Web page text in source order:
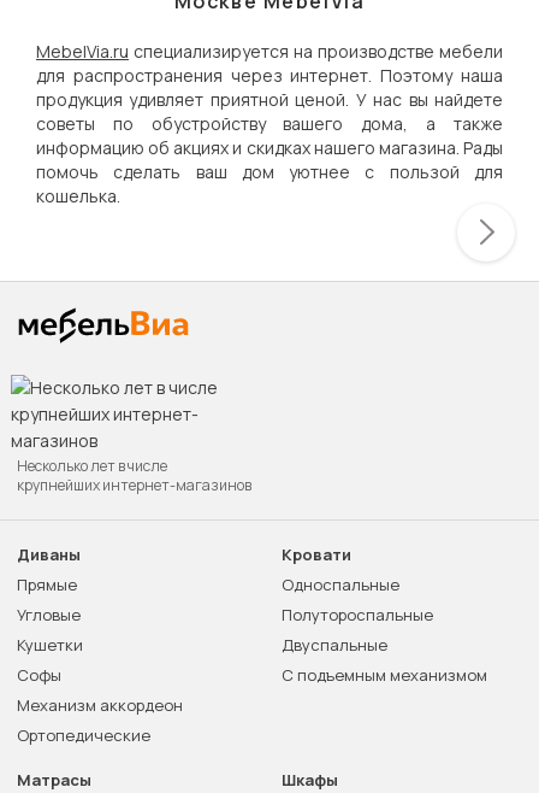
MebelVia.ru специализируется на производстве мебели
для распространения через интернет. Поэтому наша
продукция удивляет приятной ценой. У нас вы найдете
советы по обустройству вашего дома, а также
информацию об акциях и скидках нашего магазина. Рады
помочь сделать ваш дом уютнее с пользой для
кошелька.
Несколько лет в числе
крупнейших интернет-магазинов
Диваны
Прямые
Угловые
Кушетки
Софы
Механизм аккордеон
Ортопедические
Кровати
Односпальные
Полутороспальные
Двуспальные
С подъемным механизмом
Матрасы
Шкафы